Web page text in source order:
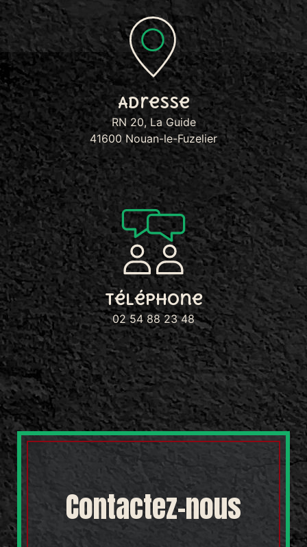
Adresse
RN 20, La Guide
41600 Nouan-le-Fuzelier
Téléphone
02 54 88 23 48
Contactez-nous